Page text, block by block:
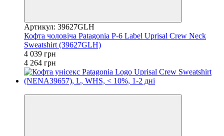
Артикул: 39627GLH
Кофта чоловіча Patagonia P-6 Label Uprisal Crew Neck
Sweatshirt (39627GLH)
4 039 грн
4 264 грн